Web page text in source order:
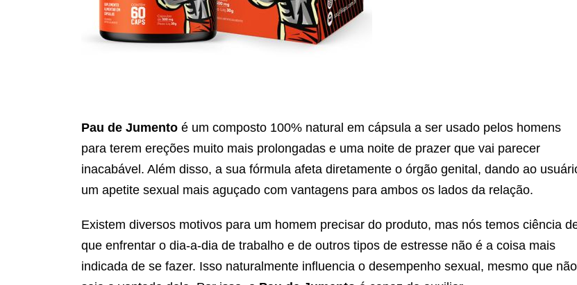
Pau de Jumento é um composto 100% natural em cápsula a ser usado pelos homens
para terem ereções muito mais prolongadas e uma noite de prazer que vai parecer
inacabável. Além disso, a sua fórmula afeta diretamente o órgão genital, dando ao
um apetite sexual mais aguçado com vantagens para ambos os lados da relação.
Existem diversos motivos para um homem precisar do produto, mas nós temos ciência
que enfrentar o dia-a-dia de trabalho e de outros tipos de estresse não é a coisa mais
indicada de se fazer. Isso naturalmente influencia o desempenho sexual, mesmo que não